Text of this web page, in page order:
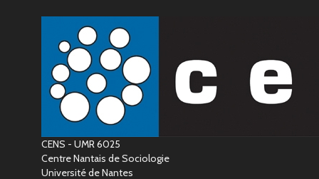
CENS - UMR 6025
Centre Nantais de Sociologie
Université de Nantes